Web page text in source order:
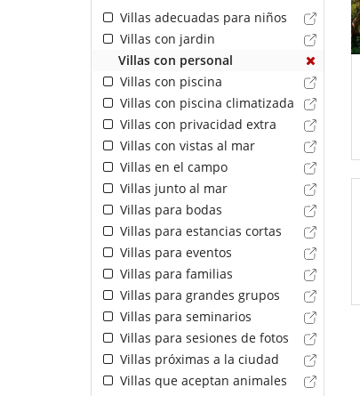
Villas adecuadas para niños
Villas con jardin
Villas con personal
Villas con piscina
Villas con piscina climatizada
Villas con privacidad extra
Villas con vistas al mar
Villas en el campo
Villas junto al mar
Villas para bodas
Villas para estancias cortas
Villas para eventos
Villas para familias
Villas para grandes grupos
Villas para seminarios
Villas para sesiones de fotos
Villas próximas a la ciudad
Villas que aceptan animales